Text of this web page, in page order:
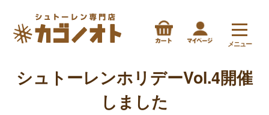
メニュー
シュトーレンホリデーVol.4開催
しました